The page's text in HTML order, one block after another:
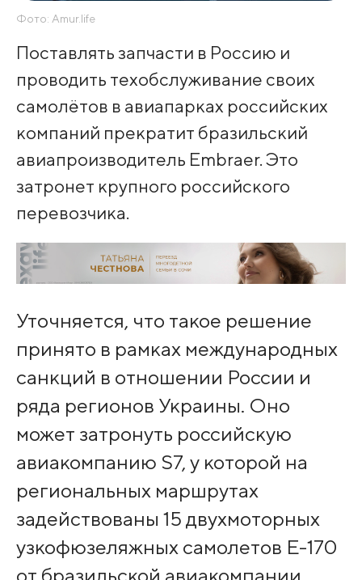
Фото: Amur.life
Поставлять запчасти в Россию и
проводить техобслуживание своих
самолётов в авиапарках российских
компаний прекратит бразильский
авиапроизводитель Embraer. Это
затронет крупного российского
перевозчика.
Уточняется, что такое решение
принято в рамках международных
санкций в отношении России и
ряда регионов Украины. Оно
может затронуть российскую
авиакомпанию S7, у которой на
региональных маршрутах
задействованы 15 двухмоторных
узкофюзеляжных самолетов Е-170